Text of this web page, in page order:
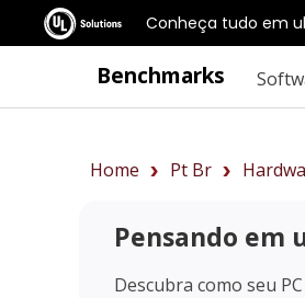
Conheça tudo em
Benchmarks
Home Pt Br
Pensando em
Descubra como seu